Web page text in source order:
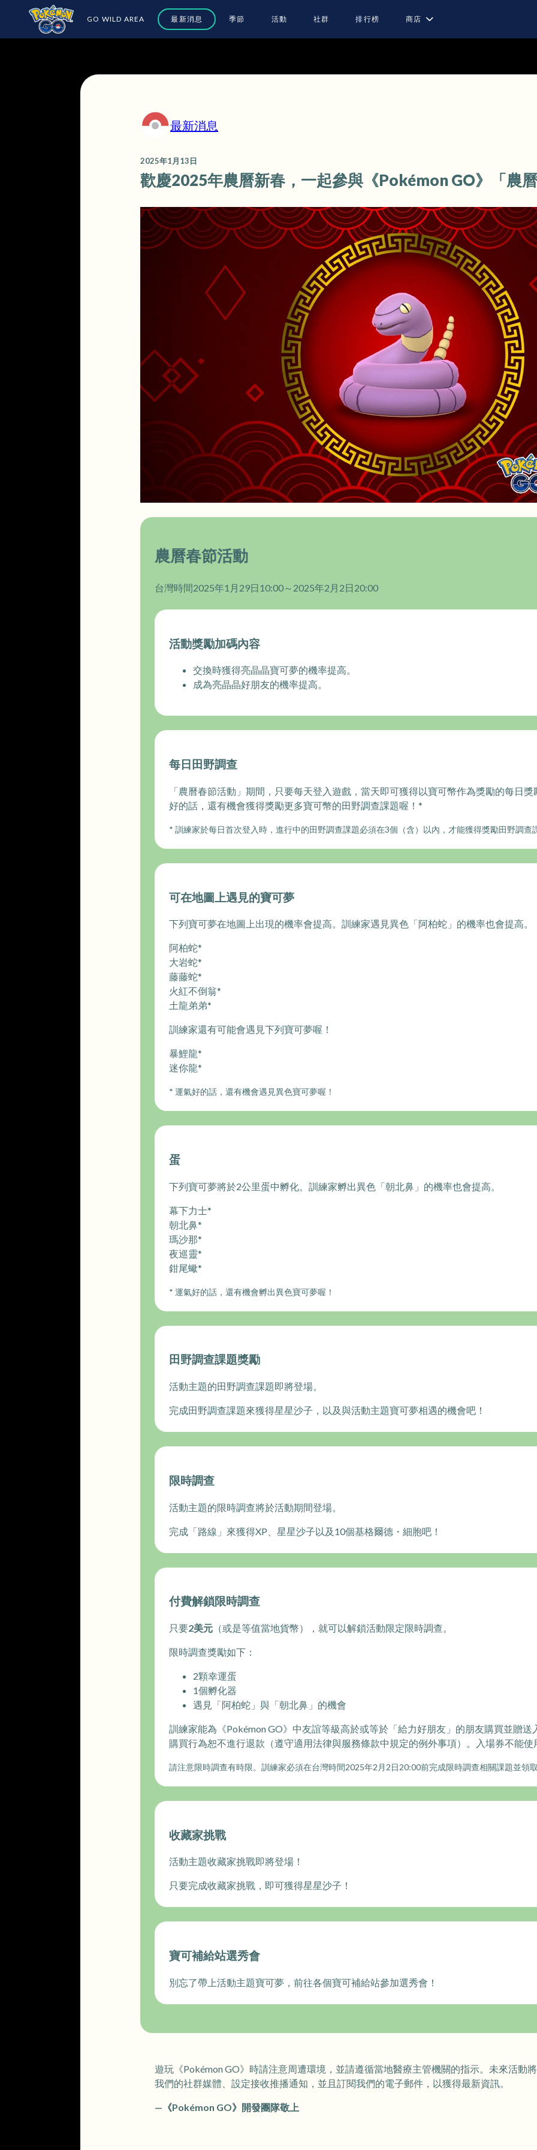
GO WILD AREA 最新消息 季節 活動 社群 排行榜 商店
最新消息
2025年1月13日
歡慶2025年農曆新春，一起參與《Pokémon GO》「農
農曆春節活動
台灣時間2025年1月29日10:00～2025年2月2日20:00
活動獎勵加碼內容
交換時獲得亮晶晶寶可夢的機率提高。
成為亮晶晶好朋友的機率提高。
每日田野調查
「農曆春節活動」期間，只要每天登入遊戲，當天即可獲得以寶可幣作為獎勵的每日
好的話，還有機會獲得獎勵更多寶可幣的田野調查課題喔！*
* 訓練家於每日首次登入時，進行中的田野調查課題必須在3個（含）以內，才能獲得獎勵田野調查
可在地圖上遇見的寶可夢
下列寶可夢在地圖上出現的機率會提高。訓練家遇見異色「阿柏蛇」的機率也會提高。
阿柏蛇*
大岩蛇*
藤藤蛇*
火紅不倒翁*
土龍弟弟*
訓練家還有可能會遇見下列寶可夢喔！
暴鯉龍*
迷你龍*
* 運氣好的話，還有機會遇見異色寶可夢喔！
蛋
下列寶可夢將於2公里蛋中孵化。訓練家孵出異色「朝北鼻」的機率也會提高。
幕下力士*
朝北鼻*
瑪沙那*
夜巡靈*
鉗尾蠍*
* 運氣好的話，還有機會孵出異色寶可夢喔！
田野調查課題獎勵
活動主題的田野調查課題即將登場。
完成田野調查課題來獲得星星沙子，以及與活動主題寶可夢相遇的機會吧！
限時調查
活動主題的限時調查將於活動期間登場。
完成「路線」來獲得XP、星星沙子以及10個基格爾德・細胞吧！
付費解鎖限時調查
只要2美元 （或是等值當地貨幣），就可以解鎖活動限定限時調查。
限時調查獎勵如下：
2顆幸運蛋
1個孵化器
遇見「阿柏蛇」與「朝北鼻」的機會
訓練家能為《Pokémon GO》中友誼等級高於或等於「給力好朋友」的朋友購買並贈送
購買行為恕不進行退款（遵守適用法律與服務條款中規定的例外事項）。入場券不能
請注意限時調查有時限。訓練家必須在台灣時間2025年2月2日20:00前完成限時調查相關課題並領
收藏家挑戰
活動主題收藏家挑戰即將登場！
只要完成收藏家挑戰，即可獲得星星沙子！
寶可補給站選秀會
別忘了帶上活動主題寶可夢，前往各個寶可補給站參加選秀會！
遊玩《Pokémon GO》時請注意周遭環境，並請遵循當地醫療主管機關的指示。未來活動
我們的社群媒體、設定接收推播通知，並且訂閱我們的電子郵件，以獲得最新資訊。
—《Pokémon GO》開發團隊敬上